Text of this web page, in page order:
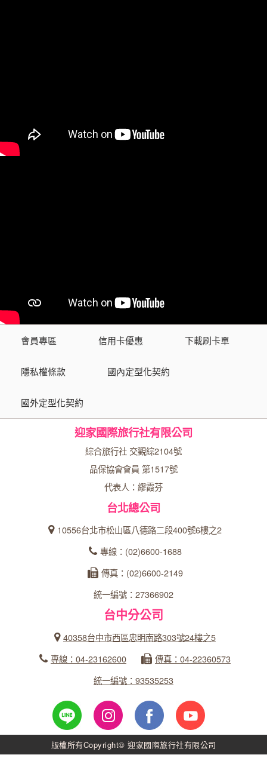
會員專區 信用卡優惠 下載刷卡單
隱私權條款 國內定型化契約
國外定型化契約
迎家國際旅行社有限公司
綜合旅行社 交觀綜2104號
品保協會會員 第1517號
代表人：繆霞芬
台北總公司
10556台北市松山區八德路二段400號6樓之2
專線：(02)6600-1688
傳真：(02)6600-2149
統一編號：27366902
台中分公司
40358台中市西區忠明南路303號24樓之5
專線：04-23162600
傳真：04-22360573
統一編號：93535253
版權所有Copyright© 迎家國際旅行社有限公司